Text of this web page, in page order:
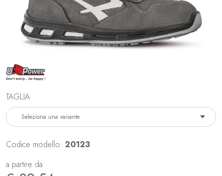
TAGLIA
Codice modello: 20123
a partire da